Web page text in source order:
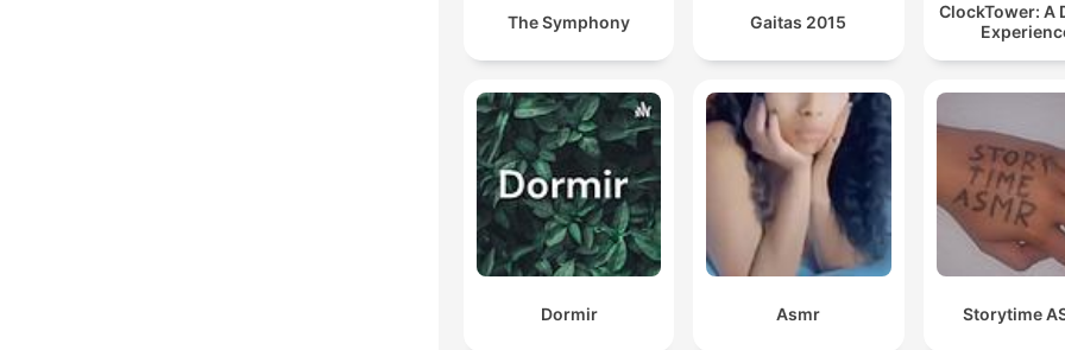
The Symphony Gaitas 2015
ClockTower: A D&D 5e
Dormir Asmr Storytime